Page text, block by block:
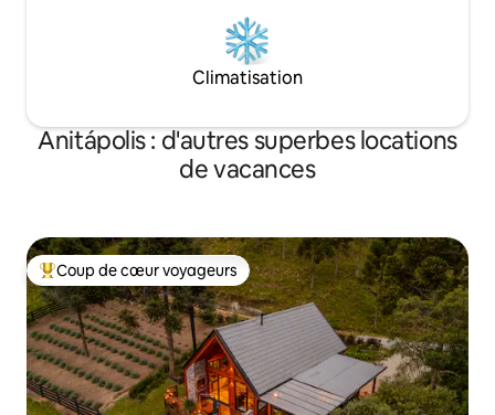
Climatisation
Anitápolis : d'autres superbes locations
de vacances
Coups de cœur voyageurs les plus appréciés
Coup de cœur voyageurs